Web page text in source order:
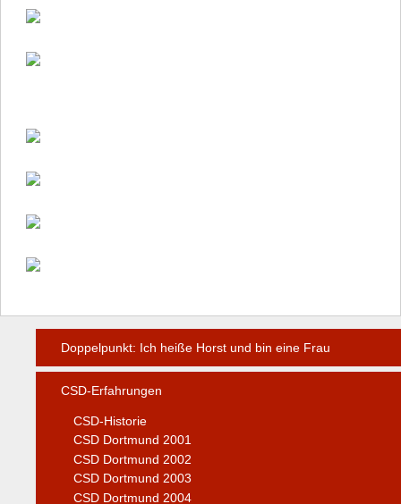
Doppelpunkt: Ich heiße Horst und bin eine Frau
CSD-Erfahrungen
CSD-Historie
CSD Dortmund 2001
CSD Dortmund 2002
CSD Dortmund 2003
CSD Dortmund 2004